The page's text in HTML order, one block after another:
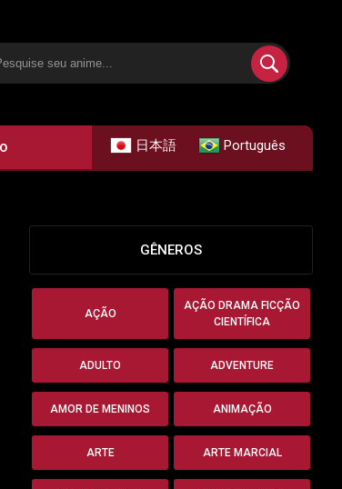
日本語 Português
GÊNEROS
AÇÃO
AÇÃO DRAMA FICÇÃO
CIENTÍFICA
ADULTO ADVENTURE
AMOR DE MENINOS ANIMAÇÃO
ARTE ARTE MARCIAL